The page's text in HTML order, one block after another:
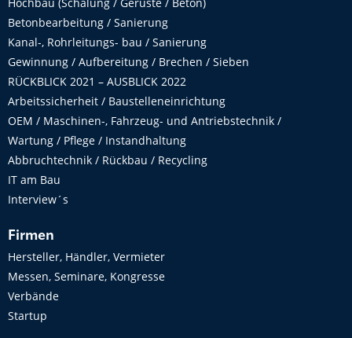
Betonbearbeitung / Sanierung
Kanal-, Rohrleitungs- bau / Sanierung
Gewinnung / Aufbereitung / Brechen / Sieben
RÜCKBLICK 2021 – AUSBLICK 2022
Arbeitssicherheit / Baustelleneinrichtung
OEM / Maschinen-, Fahrzeug- und Antriebstechnik /
Wartung / Pflege / Instandhaltung
Abbruchtechnik / Rückbau / Recycling
IT am Bau
Interview´s
Firmen
Hersteller, Händler, Vermieter
Messen, Seminare, Kongresse
Verbände
Startup